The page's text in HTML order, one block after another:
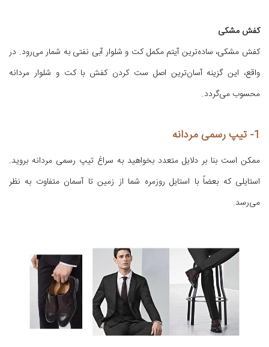
کفش مشکی
کفش مشکی، ساده‌ترین آیتم مکمل کت و شلوار آبی نفتی به شمار می‌رود. در
واقع، این گزینه آسان‌ترین اصل ست کردن کفش با کت و شلوار مردانه
محسوب می‌گردد.
1- تیپ رسمی مردانه
ممکن است بنا بر دلایل متعدد بخواهید به سراغ تیپ رسمی مردانه بروید.
استایلی که بعضاً با استایل روزمره شما از زمین تا آسمان متفاوت به نظر
می‌رسد.